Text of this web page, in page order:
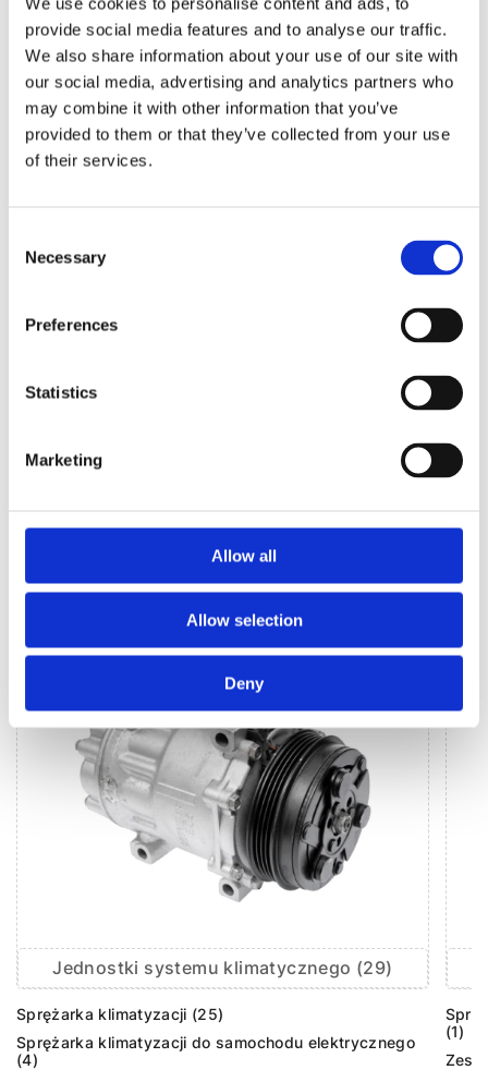
provide social media features and to analyse our traffic.
We also share information about your use of our site with
our social media, advertising and analytics partners who
may combine it with other information that you’ve
provided to them or that they’ve collected from your use
of their services.
Selection
Necessary
Preferences
Statistics
Marketing
Allow all
Allow selection
Deny
Agregaty układu kierowniczego (26)
hydraulicznym (8)
Pompa wspomagania EPS (5)
(5)
KLIMATYZACJA DOPEUGEOT EXPERT
Jednostki systemu klimatycznego (29)
Sprężarka klimatyzacji (25)
Sprężarka klimatyzacji do samochodu elektrycznego
(4)
(1)